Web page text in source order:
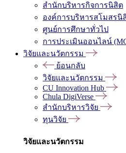
สำนักบริหารกิจการนิสิต
องค์การบริหารสโมสรนิ
ศูนย์การศึกษาทั่วไป
การประเมินออนไลน์
วิจัยและนวัตกรรม
ย้อนกลับ
วิจัยและนวัตกรรม
CU Innovation Hub
Chula DigiVerse
สำนักบริหารวิจัย
ทุนวิจัย
วิจัยและนวัตกรรม